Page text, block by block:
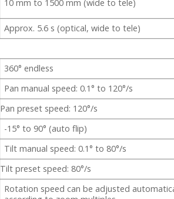
10 mm to 1500 mm (wide to tele)
Approx. 5.6 s (optical, wide to tele)
360° endless
Pan manual speed: 0.1° to 120°/s
Pan preset speed: 120°/s
-15° to 90° (auto flip)
Tilt manual speed: 0.1° to 80°/s
Tilt preset speed: 80°/s
Rotation speed can be adjusted